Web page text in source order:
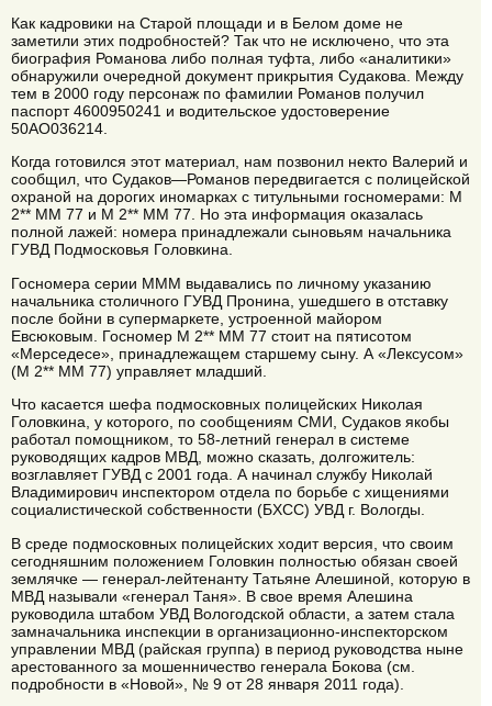
Как кадровики на Старой площади и в Белом доме не
заметили этих подробностей? Так что не исключено, что эта
биография Романова либо полная туфта, либо «аналитики»
обнаружили очередной документ прикрытия Судакова. Между
тем в 2000 году персонаж по фамилии Романов получил
паспорт 4600950241 и водительское удостоверение
50АО036214.
Когда готовился этот материал, нам позвонил некто Валерий и
сообщил, что Судаков—Романов передвигается с полицейской
охраной на дорогих иномарках с титульными госномерами: M
2** MM 77 и M 2** MM 77. Но эта информация оказалась
полной лажей: номера принадлежали сыновьям начальника
ГУВД Подмосковья Головкина.
Госномера серии МММ выдавались по личному указанию
начальника столичного ГУВД Пронина, ушедшего в отставку
после бойни в супермаркете, устроенной майором
Евсюковым. Госномер M 2** MM 77 стоит на пятисотом
«Мерседесе», принадлежащем старшему сыну. А «Лексусом»
(M 2** MM 77) управляет младший.
Что касается шефа подмосковных полицейских Николая
Головкина, у которого, по сообщениям СМИ, Судаков якобы
работал помощником, то 58-летний генерал в системе
руководящих кадров МВД, можно сказать, долгожитель:
возглавляет ГУВД с 2001 года. А начинал службу Николай
Владимирович инспектором отдела по борьбе с хищениями
социалистической собственности (БХСС) УВД г. Вологды.
В среде подмосковных полицейских ходит версия, что своим
сегодняшним положением Головкин полностью обязан своей
землячке — генерал-лейтенанту Татьяне Алешиной, которую в
МВД называли «генерал Таня». В свое время Алешина
руководила штабом УВД Вологодской области, а затем стала
замначальника инспекции в организационно-инспекторском
управлении МВД (райская группа) в период руководства ныне
арестованного за мошенничество генерала Бокова (см.
подробности в «Новой», № 9 от 28 января 2011 года).